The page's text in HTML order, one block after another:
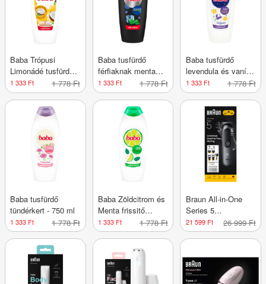
Baba Trópusi
Limonádé tusfürdő -
750 ml
1 333 Ft 1 778 Ft
Baba tusfürdő
férfiaknak menta
illattal - 750 ml
1 333 Ft 1 778 Ft
Baba tusfürdő
levendula és vanília
ilattal - 750 ml
1 333 Ft 1 778 Ft
Baba tusfürdő
tündérkert - 750 ml
1 333 Ft 1 778 Ft
Baba Zöldcitrom és
Menta frissitő
tusfürdő - 750 ml
1 333 Ft 1 778 Ft
Braun All-in-One
Series 5
multifunkciós
szőrtelenítőkészlet
21 599 Ft 26 999 Ft